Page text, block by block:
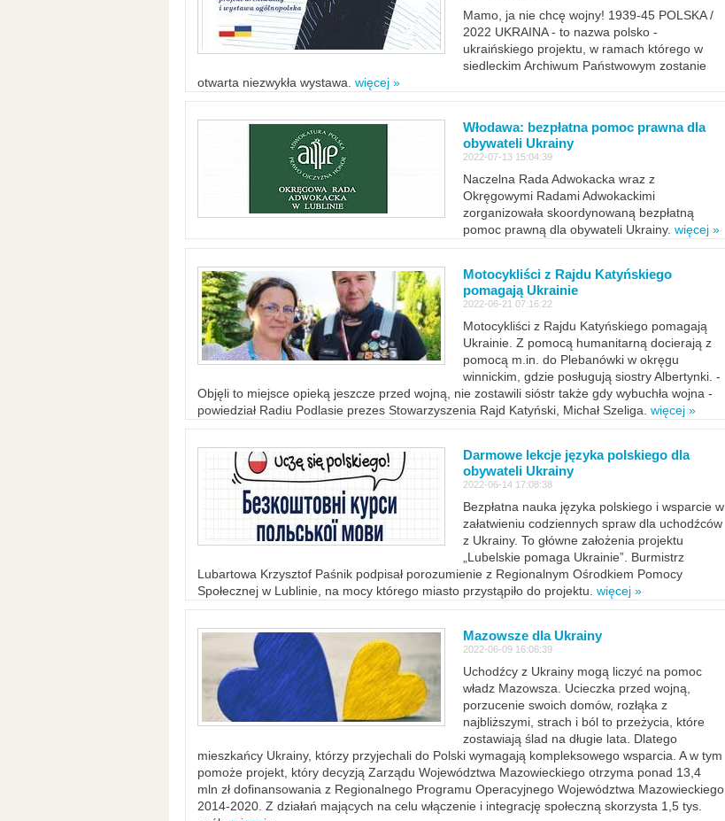
Mamo, ja nie chcę wojny! 1939-45 POLSKA /
2022 UKRAINA - to nazwa polsko -
ukraińskiego projektu, w ramach którego w
siedleckim Archiwum Państwowym zostanie
otwarta niezwykła wystawa. więcej »
Włodawa: bezpłatna pomoc prawna dla
obywateli Ukrainy
2022-07-13 15:04:39
Naczelna Rada Adwokacka wraz z
Okręgowymi Radami Adwokackimi
zorganizowała skoordynowaną bezpłatną
pomoc prawną dla obywateli Ukrainy. więcej »
Motocykliści z Rajdu Katyńskiego
pomagają Ukrainie
2022-06-21 07:16:22
Motocykliści z Rajdu Katyńskiego pomagają
Ukrainie. Z pomocą humanitarną docierają z
pomocą m.in. do Plebanówki w okręgu
winnickim, gdzie posługują siostry Albertynki. -
Objęli to miejsce opieką jeszcze przed wojną, nie zostawili sióstr także gdy wybuchła wojna -
powiedział Radiu Podlasie prezes Stowarzyszenia Rajd Katyński, Michał Szeliga. więcej »
Darmowe lekcje języka polskiego dla
obywateli Ukrainy
2022-06-14 17:08:38
Bezpłatna nauka języka polskiego i wsparcie w
załatwieniu codziennych spraw dla uchodźców
z Ukrainy. To główne założenia projektu
„Lubelskie pomaga Ukrainie”. Burmistrz
Lubartowa Krzysztof Paśnik podpisał porozumienie z Regionalnym Ośrodkiem Pomocy
Społecznej w Lublinie, na mocy którego miasto przystąpiło do projektu. więcej »
Mazowsze dla Ukrainy
2022-06-09 16:06:39
Uchodźcy z Ukrainy mogą liczyć na pomoc
władz Mazowsza. Ucieczka przed wojną,
porzucenie swoich domów, rozłąka z
najbliższymi, strach i ból to przeżycia, które
zostawiają ślad na długie lata. Dlatego
mieszkańcy Ukrainy, którzy przyjechali do Polski wymagają kompleksowego wsparcia. A w tym
pomoże projekt, który decyzją Zarządu Województwa Mazowieckiego otrzyma ponad 13,4
mln zł dofinansowania z Regionalnego Programu Operacyjnego Województwa Mazowieckiego
2014-2020. Z działań mających na celu włączenie i integrację społeczną skorzysta 1,5 tys.